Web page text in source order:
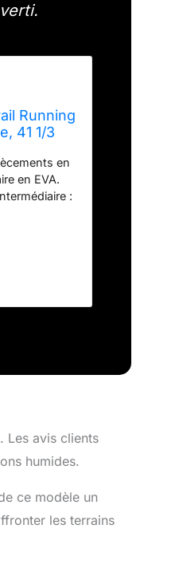
Running
41 1/3
en
en EVA.
:
Les avis clients
humides.
ce modèle un
les terrains